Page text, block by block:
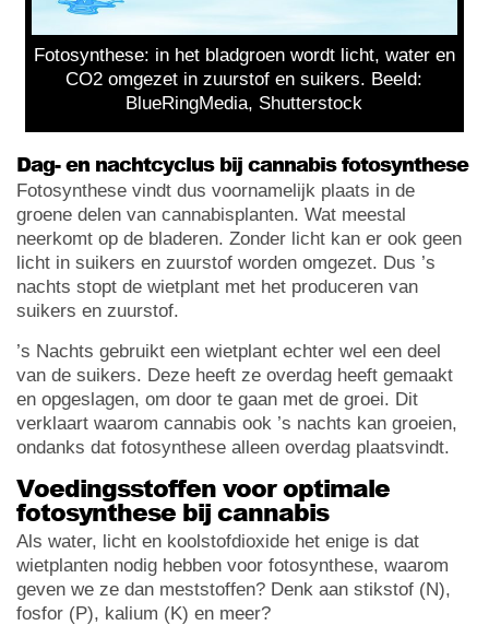
Fotosynthese: in het bladgroen wordt licht, water en
CO2 omgezet in zuurstof en suikers. Beeld:
BlueRingMedia, Shutterstock
Dag- en nachtcyclus bij cannabis fotosynthese
Fotosynthese vindt dus voornamelijk plaats in de
groene delen van cannabisplanten. Wat meestal
neerkomt op de bladeren. Zonder licht kan er ook geen
licht in suikers en zuurstof worden omgezet. Dus ’s
nachts stopt de wietplant met het produceren van
suikers en zuurstof.
’s Nachts gebruikt een wietplant echter wel een deel
van de suikers. Deze heeft ze overdag heeft gemaakt
en opgeslagen, om door te gaan met de groei. Dit
verklaart waarom cannabis ook ’s nachts kan groeien,
ondanks dat fotosynthese alleen overdag plaatsvindt.
Voedingsstoffen voor optimale
fotosynthese bij cannabis
Als water, licht en koolstofdioxide het enige is dat
wietplanten nodig hebben voor fotosynthese, waarom
geven we ze dan meststoffen? Denk aan stikstof (N),
fosfor (P), kalium (K) en meer?